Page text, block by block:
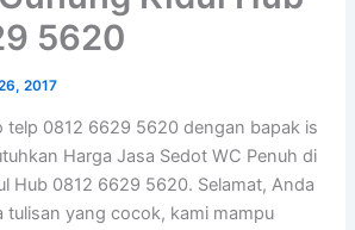
5620
2017
telp 0812 6629 5620 dengan bapak is
Harga Jasa Sedot WC Penuh di
Hub 0812 6629 5620. Selamat, Anda
tulisan yang cocok, kami mampu